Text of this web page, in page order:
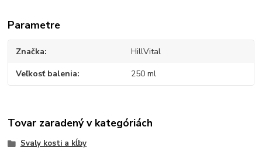
Parametre
Značka HillVital
Veľkosť balenia 250 ml
Tovar zaradený v kategóriách
Svaly kosti a kĺby